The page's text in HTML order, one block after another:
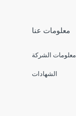
معلومات عنا
معلومات الشركة
الشهادات